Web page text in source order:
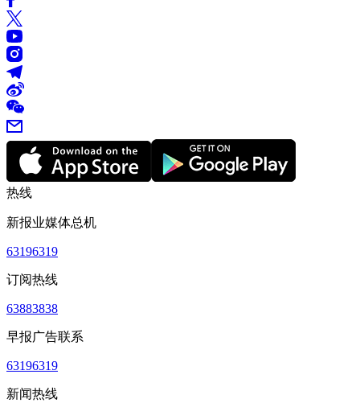
热线
新报业媒体总机
63196319
订阅热线
63883838
早报广告联系
63196319
新闻热线